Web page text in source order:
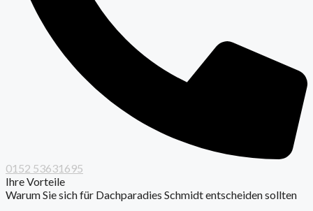
0152 53631695
Ihre Vorteile
Warum Sie sich für Dachparadies Schmidt entscheiden sollten